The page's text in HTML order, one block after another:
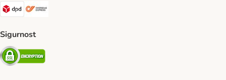
DPD Shipping Method
Sigurnost
Security